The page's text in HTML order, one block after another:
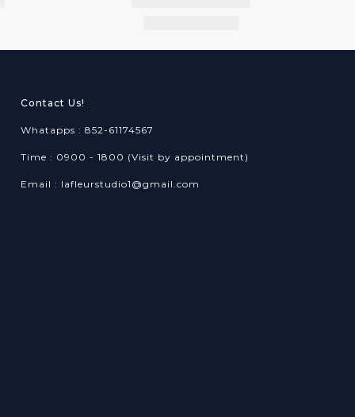
Contact Us!
Whatapps : 852-61174567
Time : 0900 - 1800 (Visit by appointment)
Email : lafleurstudio1@gmail.com